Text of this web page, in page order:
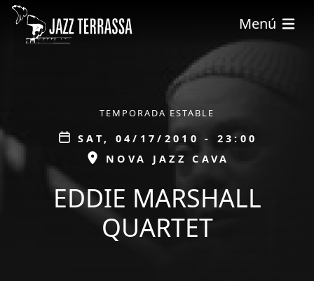
Skip to main content
Menú
TEMPORADA ESTABLE
Data
SAT, 04/17/2010 - 23:00
ESPAI
NOVA JAZZ CAVA
EDDIE MARSHALL
QUARTET